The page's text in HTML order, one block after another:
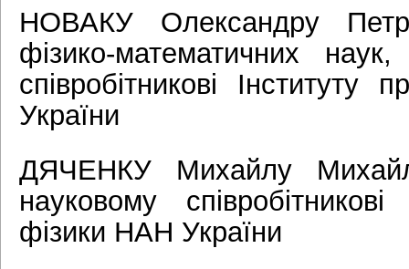
НОВАКУ Олександру
фізико-математичних
співробітникові
України
ДЯЧЕНКУ Михайлу
науковому
фізики НАН України